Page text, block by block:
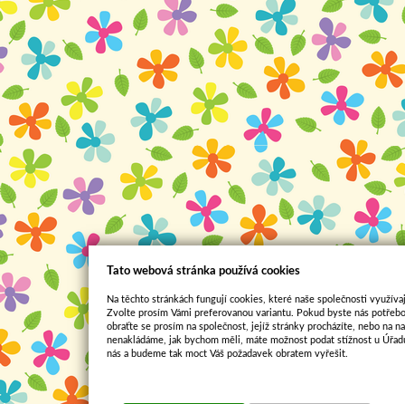
Tato webová stránka používá cookies
Na těchto stránkách fungují cookies, které naše společnosti
Zvolte prosím Vámi preferovanou variantu. Pokud byste nás
obraťte se prosím na společnost, jejíž stránky procházíte, nebo na
nenakládáme, jak bychom měli, máte možnost podat stížnost u
nás a budeme tak moct Váš požadavek obratem vyřešit.